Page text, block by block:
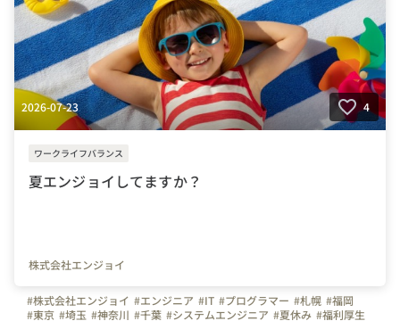
2026-07-23 4
ワークライフバランス
夏エンジョイしてますか？
株式会社エンジョイ
#株式会社エンジョイ #エンジニア #IT #プログラマー #札幌 #福岡
#東京 #埼玉 #神奈川 #千葉 #システムエンジニア #夏休み #福利厚生